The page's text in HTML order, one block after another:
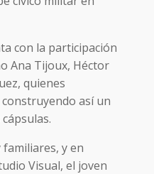
con la participación
Ana Tijoux, Héctor
quienes
así un
familiares, y en
Visual, el joven